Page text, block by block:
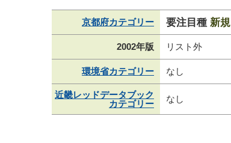
京都府カテゴリー 要注目種新規
2002年版 リスト外
環境省カテゴリー なし
近畿レッドデータブック
カテゴリー
なし